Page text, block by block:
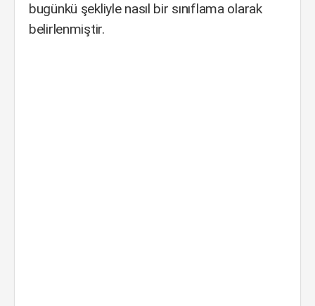
bugünkü şekliyle nasıl bir sınıflama olarak
belirlenmiştir.